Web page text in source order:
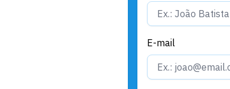
E-mail